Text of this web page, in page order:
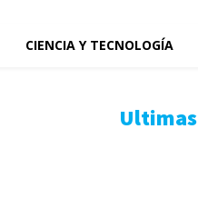
CIENCIA Y TECNOLOGÍA